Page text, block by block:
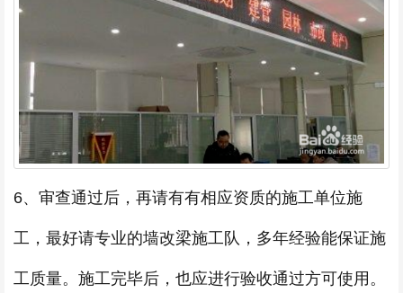
6、审查通过后，再请有有相应资质的施工单位施
工，最好请专业的墙改梁施工队，多年经验能保证施
工质量。施工完毕后，也应进行验收通过方可使用。